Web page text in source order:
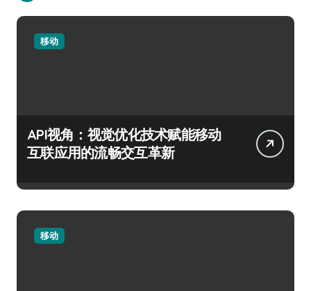
移动
API视角：视觉优化技术赋能移动
互联应用的流畅交互革新
移动